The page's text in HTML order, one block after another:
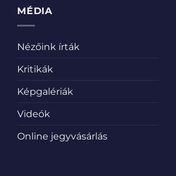
MÉDIA
Nézőink írták
Kritikák
Képgalériák
Videók
Online jegyvásárlás